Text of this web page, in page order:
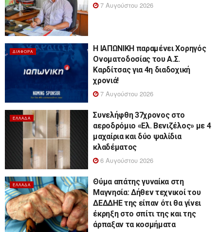
7 Αυγούστου 2026
ΔΙΆΦΟΡΑ
Η ΙΑΠΩΝΙΚΗ παραμένει Χορηγός
Ονοματοδοσίας του Α.Σ.
Καρδίτσας για 4η διαδοχική
χρονιά!
7 Αυγούστου 2026
ΕΛΛΆΔΑ
Συνελήφθη 37χρονος στο
αεροδρόμιο «Ελ. Βενιζέλος» με 4
μαχαίρια και δύο ψαλίδια
κλαδέματος
6 Αυγούστου 2026
ΕΛΛΆΔΑ
Θύμα απάτης γυναίκα στη
Μαγνησία: Δήθεν τεχνικοί του
ΔΕΔΔΗΕ της είπαν ότι θα γίνει
έκρηξη στο σπίτι της και της
άρπαξαν τα κοσμήματα